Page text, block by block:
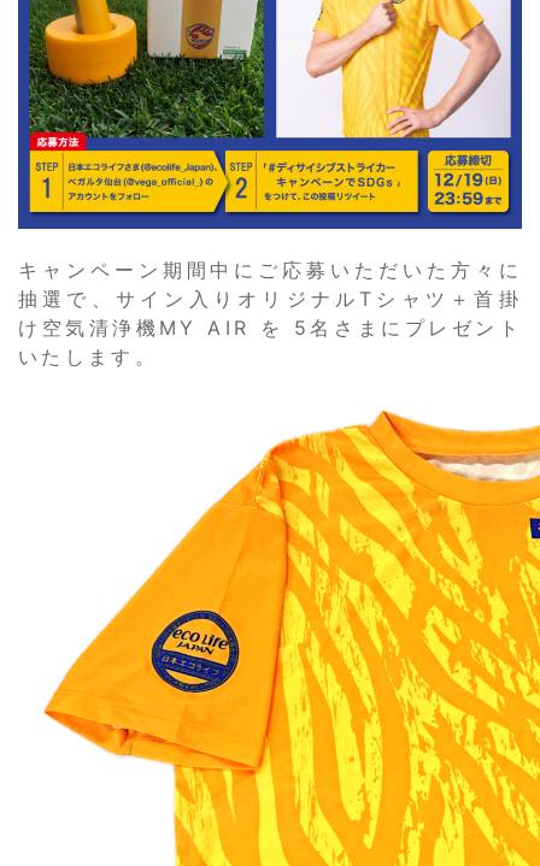
キャンペーン期間中にご応募いただいた方々に
抽選で、サイン入りオリジナルTシャツ＋首掛
け空気清浄機MY AIR を 5名さまにプレゼント
いたします。